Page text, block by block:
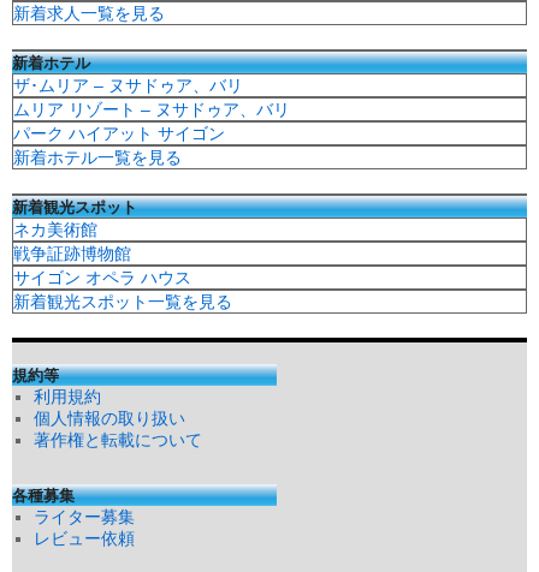
新着求人一覧を見る
新着ホテル
ザ･ムリア – ヌサドゥア、バリ
ムリア リゾート – ヌサドゥア、バリ
パーク ハイアット サイゴン
新着ホテル一覧を見る
新着観光スポット
ネカ美術館
戦争証跡博物館
サイゴン オペラ ハウス
新着観光スポット一覧を見る
規約等
利用規約
個人情報の取り扱い
著作権と転載について
各種募集
ライター募集
レビュー依頼